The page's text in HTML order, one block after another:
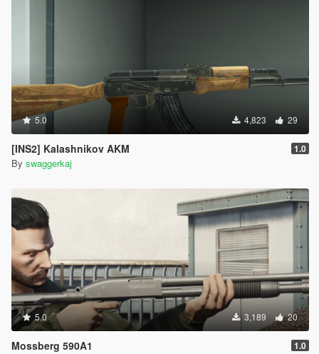
5.0 4,823 29
[INS2] Kalashnikov AKM 1.0
By swaggerkaj
5.0 3,189 20
Mossberg 590A1 1.0